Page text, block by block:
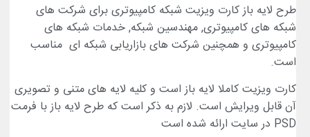
باز کارت ویزیت شبکه کامپیوتریبرایشرکت های
های کامپیوتری,مهندسین شبکه, خدمات شبکه های
و همچنینشرکت های بازاریابی شبکه ایمناسب
ویزیت کاملالایه باز است و کلیه لایه های متنی و تصویری
ویرایش است. لازم به ذکر است کهطرح لایه باز با فرمت